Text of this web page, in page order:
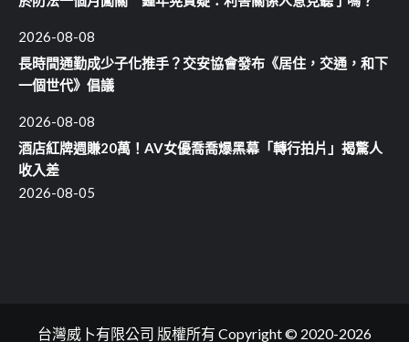
2026-08-08
長時間通勤成少子化推手？交安協會發布《居住，交通，和下
一個世代》倡議
2026-08-08
酒店紅牌週賺20萬！AV女優喬喬爆黑幕「轉行拍片」揭驚人
收入差
2026-08-05
台灣威卜有限公司 版權所有 Copyright © 2020-2026